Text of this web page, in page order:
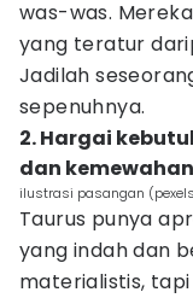
was-was.
yang teratur
Jadilah
sepenuhnya.
2. Hargai
dan kemewahan
ilustrasi pasangan
Taurus punya
yang indah dan
materialistis,